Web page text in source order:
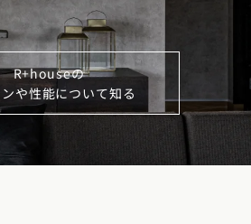
R+houseの
や性能について知る